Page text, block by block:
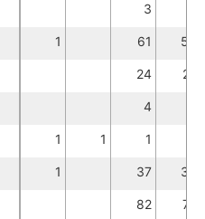
3
1 61 56
24 22
4
1 1 1
1 37 33
82 74